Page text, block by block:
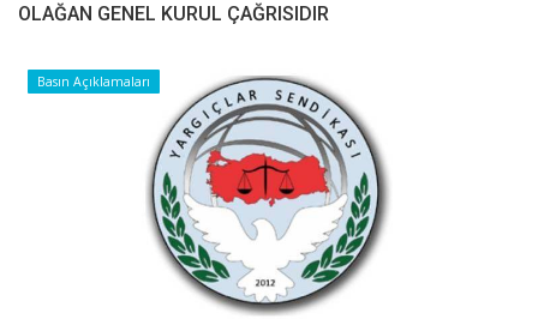
OLAĞAN GENEL KURUL ÇAĞRISIDIR
Basın Açıklamaları